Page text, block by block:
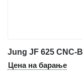
Jung JF 625 CNC-B
Цена на барање